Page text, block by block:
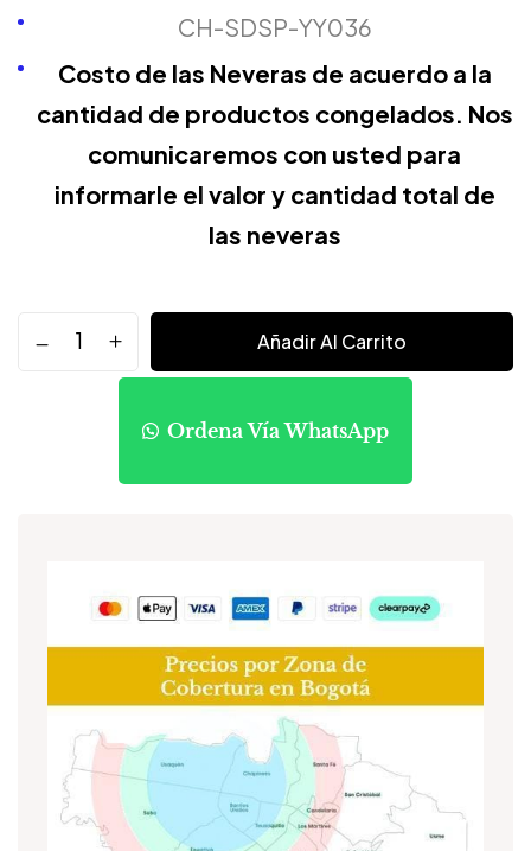
CH-SDSP-YY036
Costo de las Neveras de acuerdo a la
cantidad de productos congelados. Nos
comunicaremos con usted para
informarle el valor y cantidad total de
las neveras
Añadir Al Carrito
Ordena Vía WhatsApp